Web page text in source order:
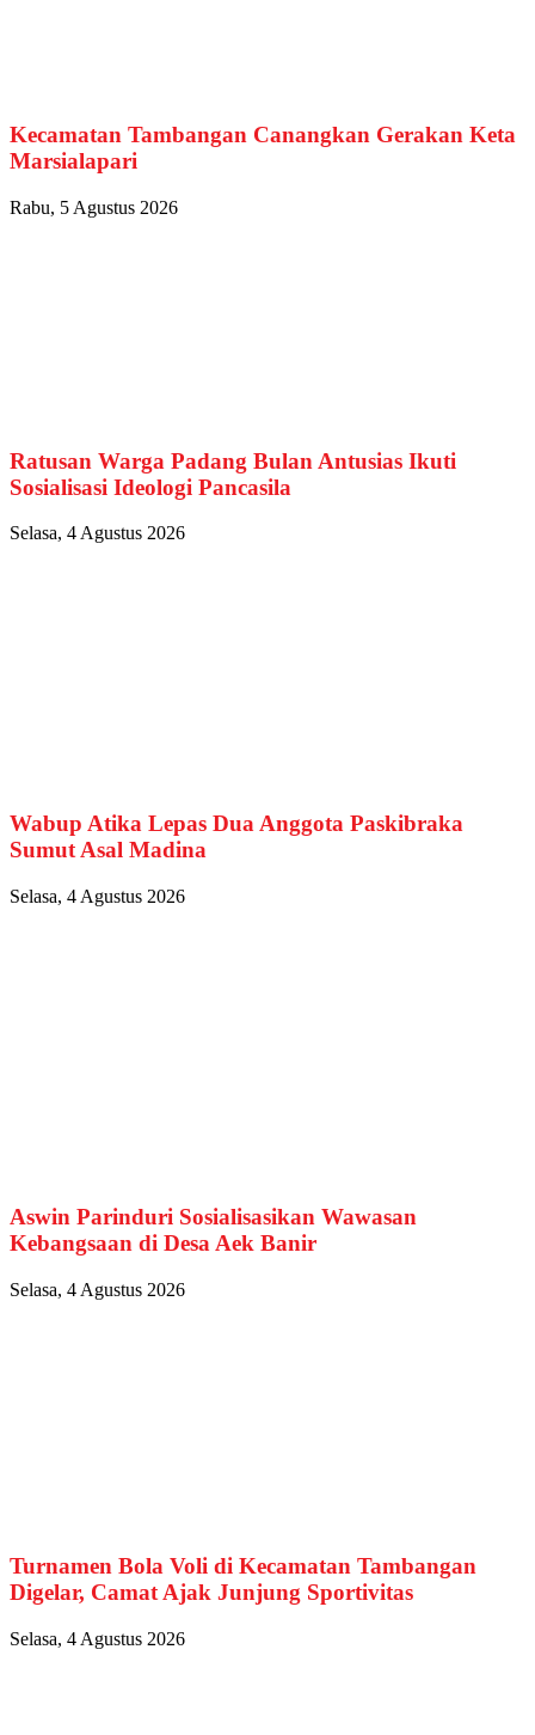
Kecamatan Tambangan Canangkan Gerakan Keta
Marsialapari
Rabu, 5 Agustus 2026
Ratusan Warga Padang Bulan Antusias Ikuti
Sosialisasi Ideologi Pancasila
Selasa, 4 Agustus 2026
Wabup Atika Lepas Dua Anggota Paskibraka
Sumut Asal Madina
Selasa, 4 Agustus 2026
Aswin Parinduri Sosialisasikan Wawasan
Kebangsaan di Desa Aek Banir
Selasa, 4 Agustus 2026
Turnamen Bola Voli di Kecamatan Tambangan
Digelar, Camat Ajak Junjung Sportivitas
Selasa, 4 Agustus 2026